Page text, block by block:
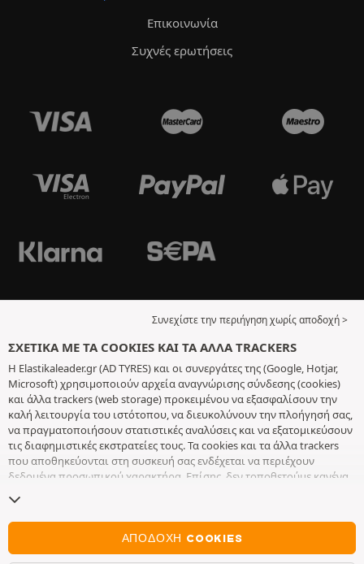
Επικοινωνία
Συχνές ερωτήσεις
Συνεχίστε την περιήγηση χωρίς αποδοχή >
ΣΧΕΤΙΚΆ ΜΕ ΤΑ COOKIES ΚΑΙ ΤΑ ΆΛΛΑ TRACKERS
Η Elastikaleader.gr (AD TYRES) και οι συνεργάτες της (Google, Hotjar,
Microsoft) χρησιμοποιούν αρχεία αναγνώρισης σύνδεσης (cookies)
και άλλα trackers (web storage) προκειμένου να εξασφαλίσουν την
καλή λειτουργία του ιστότοπου, να διευκολύνουν την πλοήγησή σας,
να πραγματοποιήσουν στατιστικές αναλύσεις και να εξατομικεύσουν
τις διαφημιστικές εκστρατείες τους. Τα cookies και τα άλλα trackers
που αποθηκεύονται στη συσκευή σας ενδέχεται να περιέχουν
δεδομένα προσωπικού χαρακτήρα. Επίσης, δεν τοποθετούμε κανένα
συγκατάθεσή σας, με εξαίρεση αυτά που είναι απαραίτητα για τη
λειτουργία του ιστότοπου. Διατηρούμε τις επιλογές σας για 6 μήνες.
Μπορείτε να ανακαλέσετε τη συγκατάθεσή σας οποιαδήποτε στιγμή,
πηγαίνοντας στησελίδα σχετικά με τα cookies και τα άλλα trackers.
ΑΠΟΔΟΧΉ COOKIES